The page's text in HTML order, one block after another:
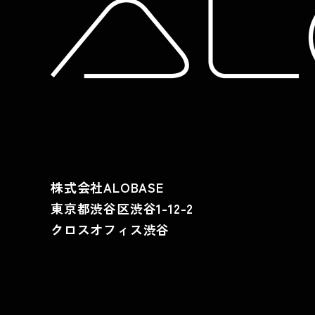
株式会社ALOBASE
東京都渋谷区渋谷1-12-2
クロスオフィス渋谷